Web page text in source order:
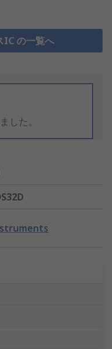
IC の一覧へ
した。